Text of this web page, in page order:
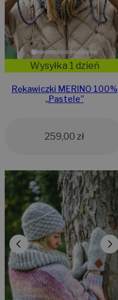
Wysyłka 1 dzień
Rękawiczki MERINO 100%
„Pastele”
259,00 zł